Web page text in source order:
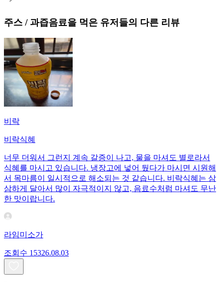
주스 / 과즙음료을 먹은 유저들의 다른 리뷰
비락
비락식혜
너무 더워서 그런지 계속 갈증이 나고, 물을 마셔도 별로라서
식혜를 마시고 있습니다. 냉장고에 넣어 뒀다가 마시면 시원해
서 목마름이 일시적으로 해소되는 것 같습니다. 비락식혜는 삼
삼하게 달아서 많이 자극적이지 않고, 음료수처럼 마셔도 무난
한 맛이랍니다.
라임미소가
조회수 15326.08.03